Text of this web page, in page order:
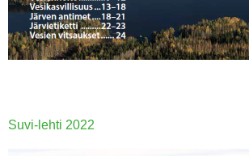
Suvi-lehti 2022